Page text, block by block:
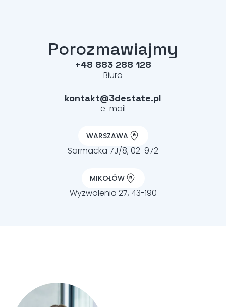
Porozmawiajmy
+48 883 288 128
Biuro
kontakt@3destate.pl
e-mail
WARSZAWA
Sarmacka 7J/8, 02-972
MIKOŁÓW
Wyzwolenia 27, 43-190